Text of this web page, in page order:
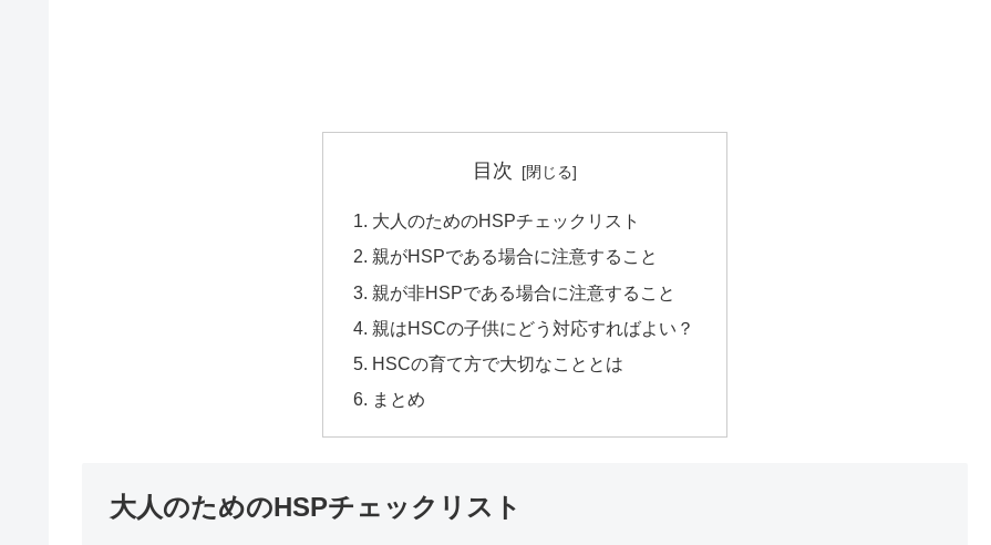
目次
大人のためのHSPチェックリスト
親がHSPである場合に注意すること
親が非HSPである場合に注意すること
親はHSCの子供にどう対応すればよい？
HSCの育て方で大切なこととは
まとめ
大人のためのHSPチェックリスト